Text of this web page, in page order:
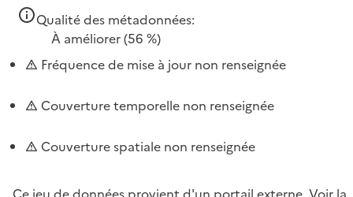
Qualité des métadonnées:
À améliorer(56 %)
Fréquence de mise à jour non renseignée
Couverture temporelle non renseignée
Couverture spatiale non renseignée